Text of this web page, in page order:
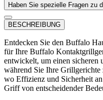
Haben Sie spezielle Fragen zu
BESCHREIBUNG
Entdecken Sie den Buffalo
für Ihre Buffalo
entwickelt, um einen sicheren
während Sie Ihre Grillgerichte
wo Effizienz und Sicherheit
Griff von entscheidender